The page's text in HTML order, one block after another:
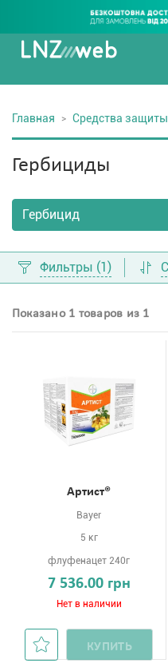
Главная Средства защиты
Гербициды
Фильтры (1)
Показано 1 товаров из 1
Артист®
Bayer
5 кг
флуфенацет 240г
7 536.00 грн
Нет в наличии
КУПИТЬ